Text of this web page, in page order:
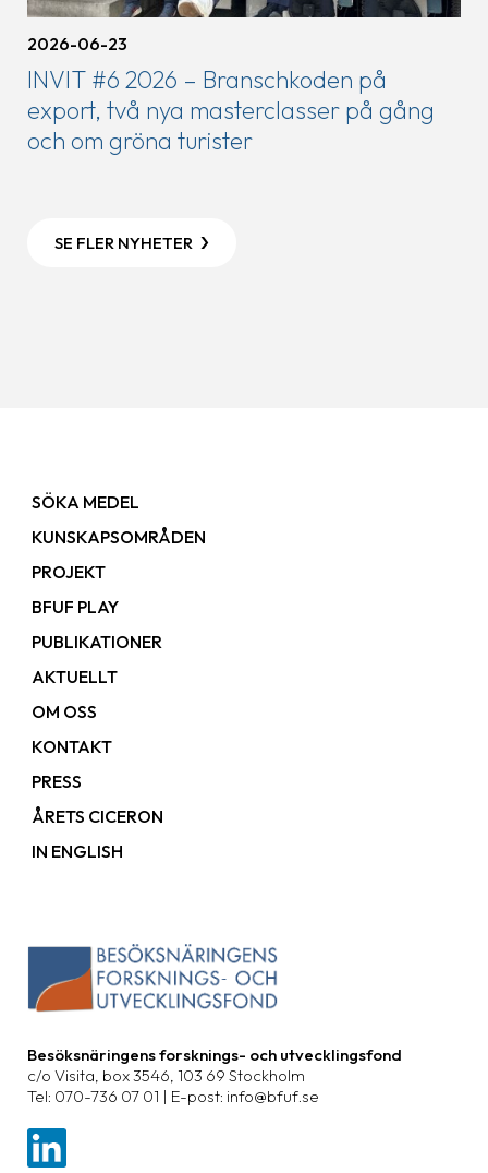
INVIT #6 2026 – Branschkoden på
export, två nya masterclasser på gång
och om gröna turister
2026-06-23
SE FLER NYHETER
Besöksnäringens forsknings- och utvecklingsfond
c/o Visita, box 3546, 103 69 Stockholm
Tel: 070-736 07 01 | E-post: info@bfuf.se
SÖKA MEDEL
KUNSKAPSOMRÅDEN
PROJEKT
BFUF PLAY
PUBLIKATIONER
AKTUELLT
OM OSS
KONTAKT
PRESS
ÅRETS CICERON
IN ENGLISH